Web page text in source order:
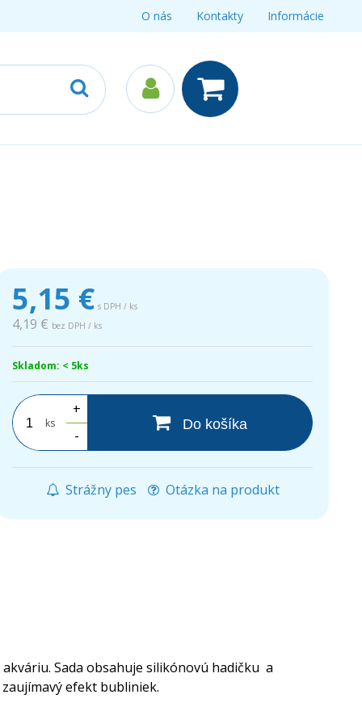
O nás Kontakty Informácie
5,15 € s DPH / ks
4,19 € bez DPH / ks
Skladom: < 5ks
ks
+
-
Do košíka
Strážny pes Otázka na produkt
Sada obsahuje silikónovú hadičku a
efekt bubliniek.